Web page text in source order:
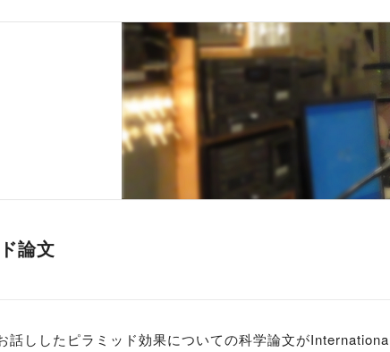
論文
話ししたピラミッド効果についての科学論文が